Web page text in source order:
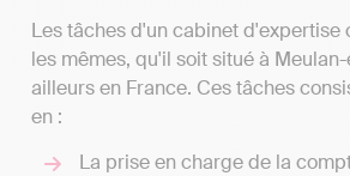
Les tâches d'un cabinet d'expertise
les mêmes, qu'il soit situé à
ailleurs en France. Ces tâches
en :
La prise en charge de la